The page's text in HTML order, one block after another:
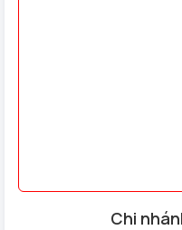
Roborock Saros 10R
Chi